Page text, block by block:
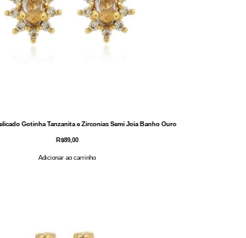
Gotinha Tanzanita e Zirconias Semi Joia Banho Ouro
R$89,00
Adicionar ao carrinho